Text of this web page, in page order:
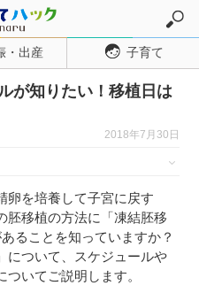
・出産 子育て
が知りたい！移植日は
2018年7月30日
卵を培養して子宮に戻す
胚移植の方法に「凍結胚移
ることを知っていますか？
について、スケジュールや
いてご説明します。